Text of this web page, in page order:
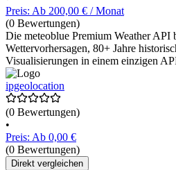
Preis: Ab 200,00 € / Monat
(0 Bewertungen)
Die meteoblue Premium Weather API
Wettervorhersagen, 80+ Jahre
Visualisierungen in einem einzigen
ipgeolocation
(0 Bewertungen)
•
Preis: Ab 0,00 €
(0 Bewertungen)
Direkt vergleichen